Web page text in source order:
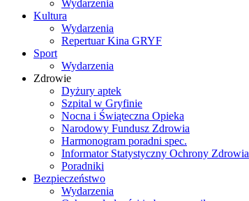
Wydarzenia
Kultura
Wydarzenia
Repertuar Kina GRYF
Sport
Wydarzenia
Zdrowie
Dyżury aptek
Szpital w Gryfinie
Nocna i Świąteczna Opieka
Narodowy Fundusz Zdrowia
Harmonogram poradni spec.
Informator Statystyczny Ochrony Zdrowia
Poradniki
Bezpieczeństwo
Wydarzenia